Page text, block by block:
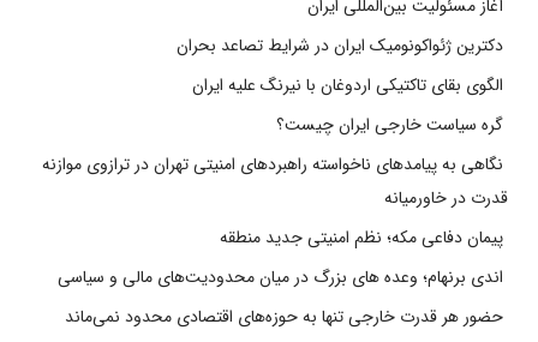
آغاز مسئولیت بین‌المللی ایران
دکترین ژئواکونومیک ایران در شرایط تصاعد بحران
الگوی بقای تاکتیکی اردوغان با نیرنگ علیه ایران
گره سیاست خارجی ایران چیست؟
نگاهی به پیامدهای ناخواسته راهبردهای امنیتی تهران در ترازوی موازنه
قدرت در خاورمیانه
پیمان دفاعی مکه؛ نظم امنیتی جدید منطقه
اندی برنهام؛ وعده های بزرگ در میان محدودیت‌های مالی و سیاسی
حضور هر قدرت خارجی تنها به حوزه‌های اقتصادی محدود نمی‌ماند